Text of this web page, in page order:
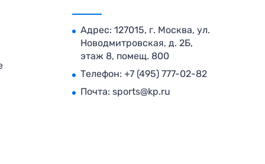
Адрес: 127015, г. Москва, ул.
Новодмитровская, д. 2Б,
этаж 8, помещ. 800
Телефон: +7 (495) 777-02-82
Почта: sports@kp.ru